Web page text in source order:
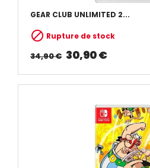
GEAR CLUB UNLIMITED 2...
 Rupture de stock
34,90 € 30,90 €